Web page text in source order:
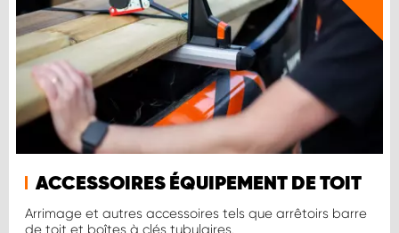
ACCESSOIRES ÉQUIPEMENT DE TOIT
Arrimage et autres accessoires tels que arrêtoirs barre
de toit et boîtes à clés tubulaires.